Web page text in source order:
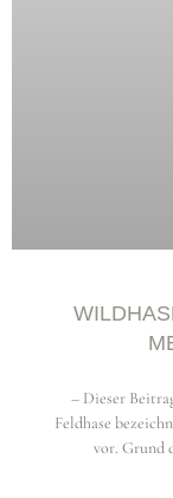
– Dieser
Feldhase
vor. Grund